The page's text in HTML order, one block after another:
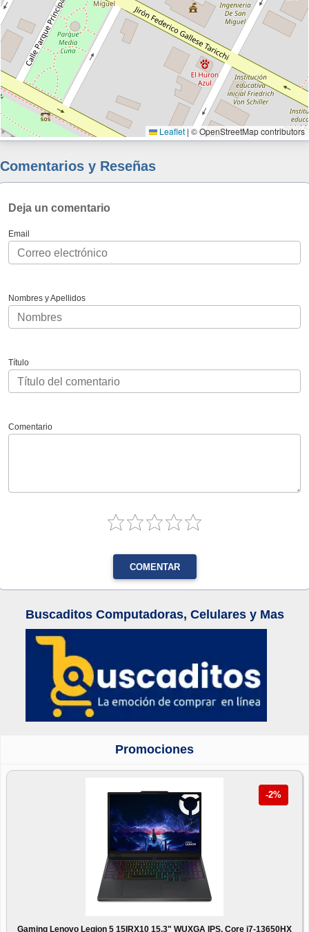
Leaflet | © OpenStreetMap contributors
Comentarios y Reseñas
Deja un comentario
Email
Nombres y Apellidos
Título
Comentario
COMENTAR
Buscaditos Computadoras, Celulares y Mas
Promociones
-2%
Gaming Lenovo Legion 5 15IRX10 15.3" WUXGA IPS, Core i7-13650HX